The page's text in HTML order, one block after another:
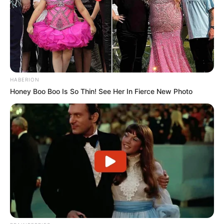
Participe do nosso grupo do
WhatsApp!
Fique informado em tempo real sobre as principais
notícias de Paraguaçu Paulista e região
Clique aqui para entrar no grupo
HABERION
Honey Boo Boo Is So Thin! See Her In Fierce New Photo